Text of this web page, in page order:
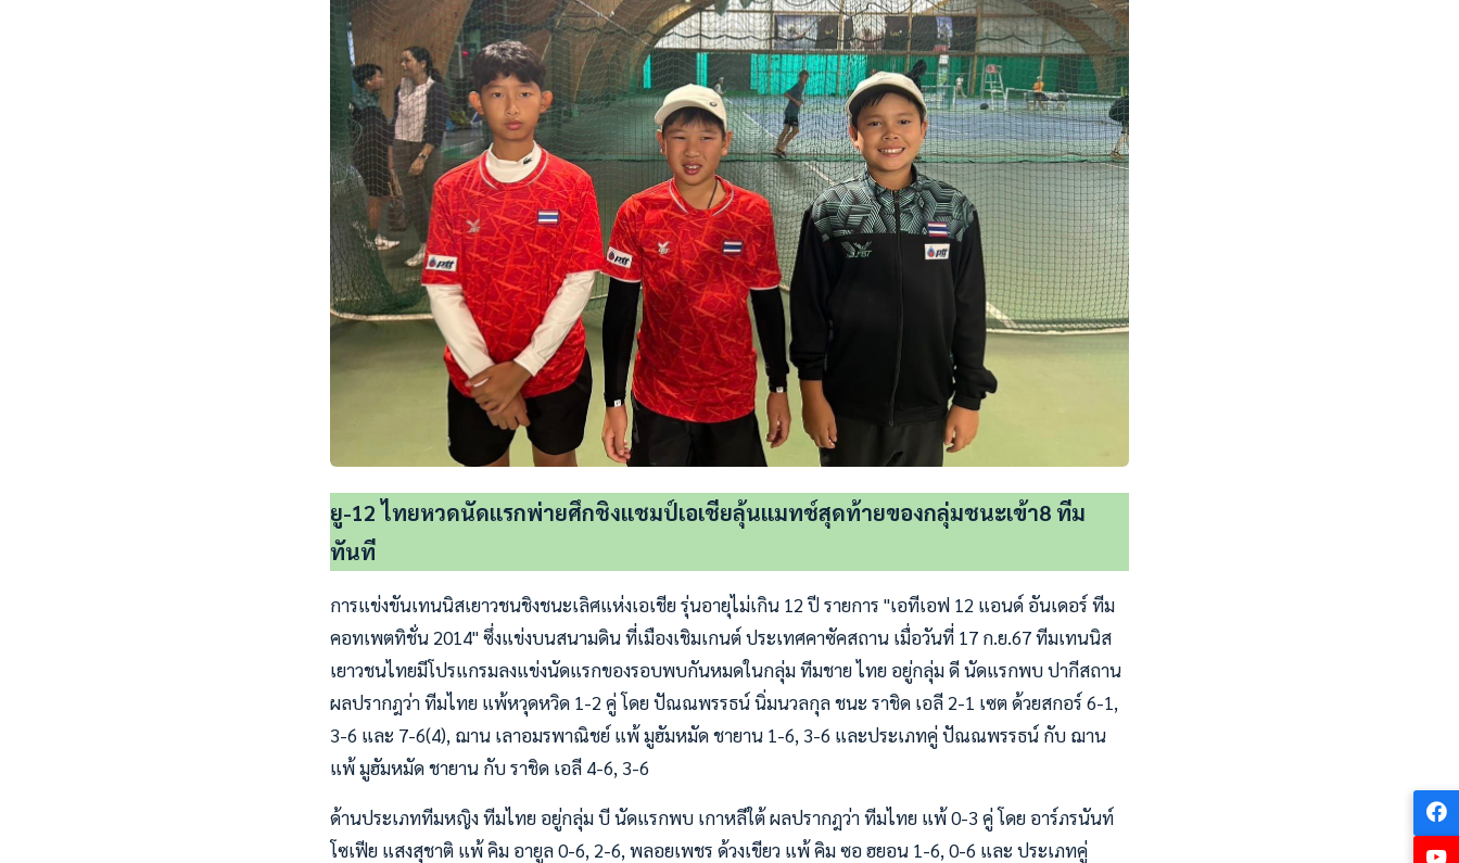
ยู-12 ไทยหวดนัดแรกพ่ายศึกชิงแชมป์เอเชียลุ้นแมทช์สุดท้ายของกลุ่มชนะเข้า8 ทีม
ทันที
การแข่งขันเทนนิสเยาวชนชิงชนะเลิศแห่งเอเชีย รุ่นอายุไม่เกิน 12 ปี รายการ "เอทีเอฟ 12 แอนด์ อันเดอร์ ทีม
คอทเพตทิชั่น 2014" ซึ่งแข่งบนสนามดิน ที่เมืองเชิมเกนต์ ประเทศคาซัคสถาน เมื่อวันที่ 17 ก.ย.67 ทีมเทนนิส
เยาวชนไทยมีโปรแกรมลงแข่งนัดแรกของรอบพบกันหมดในกลุ่ม ทีมชาย ไทย อยู่กลุ่ม ดี นัดแรกพบ ปากีสถาน
ผลปรากฎว่า ทีมไทย แพ้หวุดหวิด 1-2 คู่ โดย ปัณณพรรธน์ นิ่มนวลกุล ชนะ ราชิด เอลี 2-1 เซต ด้วยสกอร์ 6-1,
3-6 และ 7-6(4), ฌาน เลาอมรพาณิชย์ แพ้ มูฮัมหมัด ชายาน 1-6, 3-6 และประเภทคู่ ปัณณพรรธน์ กับ ฌาน
แพ้ มูฮัมหมัด ชายาน กับ ราชิด เอลี 4-6, 3-6
ด้านประเภททีมหญิง ทีมไทย อยู่กลุ่ม บี นัดแรกพบ เกาหลีใต้ ผลปรากฎว่า ทีมไทย แพ้ 0-3 คู่ โดย อาร์ภรนันท์
โซเฟีย แสงสุชาติ แพ้ คิม อายูล 0-6, 2-6, พลอยเพชร ด้วงเขียว แพ้ คิม ซอ ฮยอน 1-6, 0-6 และ ประเภทคู่